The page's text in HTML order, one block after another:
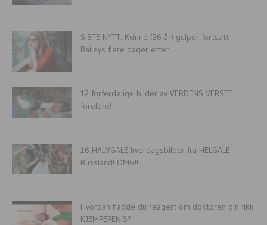
SISTE NYTT: Kvinne (36 år) gulper fortsatt
Baileys flere dager etter...
12 forferdelige bilder av VERDENS VERSTE
foreldre!
16 HALVGALE hverdagsbilder fra HELGALE
Russland! OMG!!!
Hvordan hadde du reagert om doktoren din fikk
KJEMPEPENIS?